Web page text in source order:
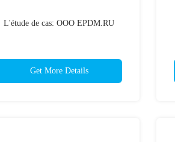
L'étude de cas: OOO EPDM.RU
Get More Details